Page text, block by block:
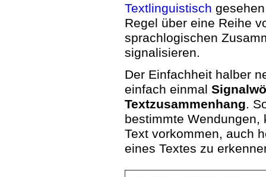
Textlinguistisch
Regel über eine Reihe
sprachlogischen
signalisieren.
Der Einfachheit halber
einfach einmal
Textzusammenhang.
bestimmte
Text vorkommen, auch
eines Textes zu